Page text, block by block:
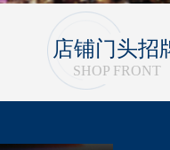
店铺门头招
SHOP FRONT